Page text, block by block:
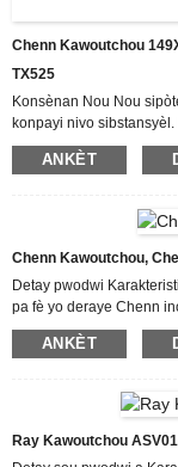
Chenn Kawoutchou
TX525
Konsènan Nou Nou
konpayi nivo
akeri yon rich
faktori pou chenn
lojisyèl se karakteristik
ideyal kalite siperyè ak ...
ANKÈT
Chenn Kawoutchou,
Detay pwodwi
pa fè yo deraye Chenn
kote grasa itilizasyon pi
fleksibilite, pèfòmans ak
grasa itilizasyon yon
espesyalman formulé...
ANKÈT
Ray Kawoutchou